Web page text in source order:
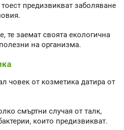
предизвикват заболяване
те заемат своята екологична
на организма.
човек от козметика датира от
смъртни случая от талк,
които предизвикват.